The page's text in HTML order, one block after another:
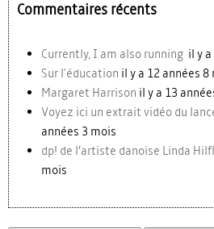
Commentaires récents
Currently, I am also running il y
Sur l'éducation il y a 12 années 8
Margaret Harrison il y a 13
Voyez ici un extrait vidéo du
années 3 mois
dp! de l’artiste danoise Linda
mois